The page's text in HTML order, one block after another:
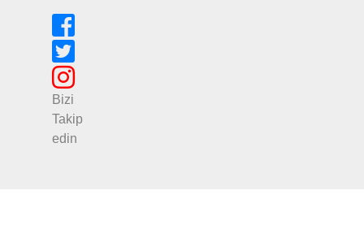
Bizi
Takip
edin